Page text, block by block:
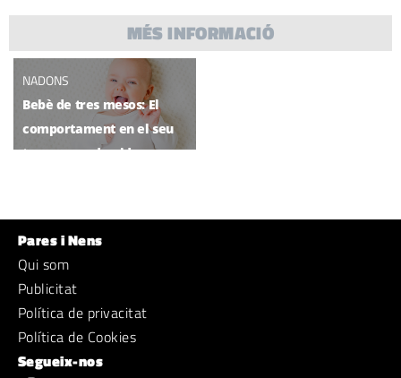
MÉS INFORMACIÓ
NADONS
Bebè de tres mesos: El
comportament en el seu
tercer mes de vida
Pares i Nens
Qui som
Publicitat
Política de privacitat
Política de Cookies
Segueix-nos